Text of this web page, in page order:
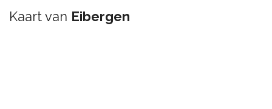
Kaart van Eibergen